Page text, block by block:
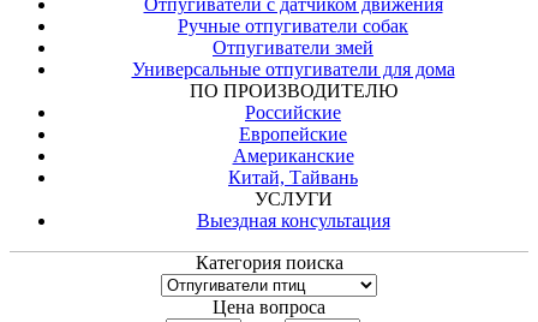
Отпугиватели с датчиком движения
Ручные отпугиватели собак
Отпугиватели змей
Универсальные отпугиватели для дома
ПО ПРОИЗВОДИТЕЛЮ
Российские
Европейские
Американские
Китай, Тайвань
УСЛУГИ
Выездная консультация
Категория поиска
Цена вопроса